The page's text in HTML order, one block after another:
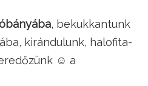
, bekukkantunk
ába, kirándulunk, halofita-
☺ a